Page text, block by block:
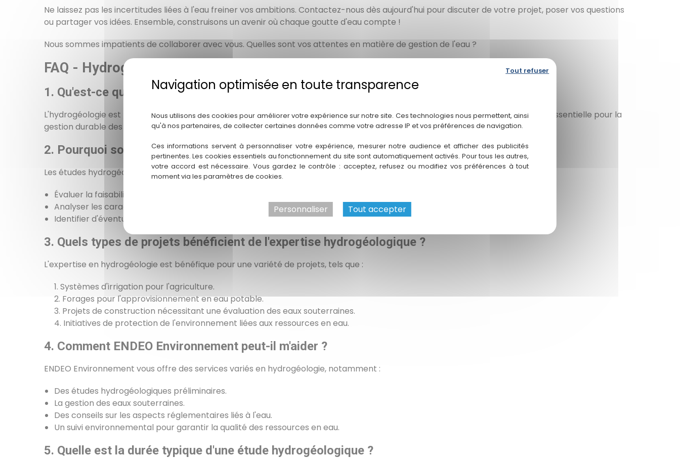
Ne laissez pas les incertitudes liées à l'eau freiner vos ambitions. Contactez-nous dès aujourd'hui pour discuter de votre projet, poser vos questions
ou partager vos idées. Ensemble, construisons un avenir où chaque goutte d'eau compte !
Nous sommes impatients de collaborer avec vous. Quelles sont vos attentes en matière de gestion de l'eau ?
FAQ - Hydrogéologie à Mérignac
1. Qu'est-ce que l'hydrogéologie ?
L'hydrogéologie est la science qui étudie la distribution et le mouvement des eaux souterraines dans le sol et les roches. Elle est essentielle pour la
gestion durable des ressources en eau, notamment pour l'approvisionnement en eau potable et l'irrigation.
2. Pourquoi sont importantes les études hydrogéologiques préliminaires ?
Les études hydrogéologiques préliminaires permettent de :
Évaluer la faisabilité des projets liés à l'eau.
Analyser les caractéristiques du sous-sol, y compris la perméabilité et la profondeur des nappes phréatiques.
Identifier d'éventuels obstacles ou risques environnementaux avant le démarrage d'un projet.
3. Quels types de projets bénéficient de l'expertise hydrogéologique ?
L'expertise en hydrogéologie est bénéfique pour une variété de projets, tels que :
Systèmes d'irrigation pour l'agriculture.
Forages pour l'approvisionnement en eau potable.
Projets de construction nécessitant une évaluation des eaux souterraines.
Initiatives de protection de l'environnement liées aux ressources en eau.
4. Comment ENDEO Environnement peut-il m'aider ?
ENDEO Environnement vous offre des services variés en hydrogéologie, notamment :
Des études hydrogéologiques préliminaires.
La gestion des eaux souterraines.
Des conseils sur les aspects réglementaires liés à l'eau.
Un suivi environnemental pour garantir la qualité des ressources en eau.
5. Quelle est la durée typique d'une étude hydrogéologique ?
Nous utilisons des cookies pour améliorer votre expérience sur notre site. Ces technologies nous permettent, ainsi
qu'à nos partenaires, de collecter certaines données comme votre adresse IP et vos préférences de navigation.
Ces informations servent à personnaliser votre expérience, mesurer notre audience et afficher des publicités
pertinentes. Les cookies essentiels au fonctionnement du site sont automatiquement activés. Pour tous les autres,
votre accord est nécessaire. Vous gardez le contrôle : acceptez, refusez ou modifiez vos préférences à tout
moment via les paramètres de cookies.
Tout accepter
Tout refuser
Personnaliser